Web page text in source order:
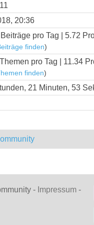
20:36
pro Tag | 5.72
finden)
pro Tag | 11.34
finden)
21 Minuten, 53
- Impressum -